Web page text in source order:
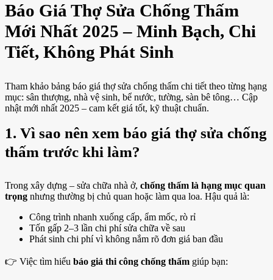
Báo Giá Thợ Sửa Chống Thấm
Mới Nhất 2025 – Minh Bạch, Chi
Tiết, Không Phát Sinh
Tham khảo bảng báo giá thợ sửa chống thấm chi tiết theo từng hạng
mục: sân thượng, nhà vệ sinh, bể nước, tường, sàn bê tông… Cập
nhật mới nhất 2025 – cam kết giá tốt, kỹ thuật chuẩn.
1. Vì sao nên xem báo giá thợ sửa chống
thấm trước khi làm?
Trong xây dựng – sửa chữa nhà ở, chống thấm là hạng mục quan
trọng nhưng thường bị chủ quan hoặc làm qua loa. Hậu quả là:
Công trình nhanh xuống cấp, ẩm mốc, rò rỉ
Tốn gấp 2–3 lần chi phí sửa chữa về sau
Phát sinh chi phí vì không nắm rõ đơn giá ban đầu
👉 Việc tìm hiểu báo giá thi công chống thấm giúp bạn: